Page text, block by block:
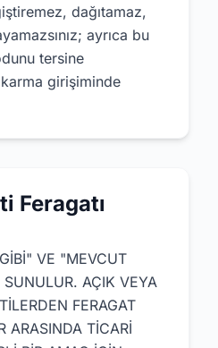
dağıtamaz,
ayrıca bu
tersine
girişiminde
Feragatı
VE "MEVCUT
AÇIK VEYA
FERAGAT
ARASINDA TİCARİ